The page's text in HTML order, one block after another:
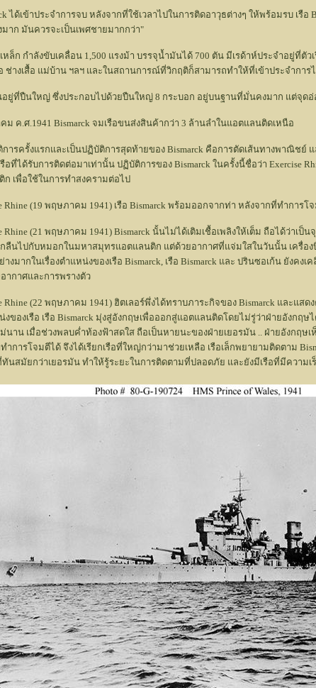
ได้เข้าประจำการจบ หลังจากที่ใช้เวลาไปในการติดอาวุธต่างๆ ให้พร้อมรบ เ
าก มันควรจะเป็นเพศชายมากกว่า"
หล็ก กำลังขับเคลื่อน 1,500 แรงม้า บรรจุน้ำมันได้ 700 ตัน มีเรด้าห์ประจำอยู่ที่ตั
ช่างเสื้อ แม่บ้าน ฯลฯ และในสถานการณ์ที่วิกฤติก็สามารถทำให้ที่เข้าประจำการ
อยู่ที่ปืนใหญ่ ซึ่งประกอบไปด้วยปืนใหญ่ 8 กระบอก อยู่บนฐานที่มั่นคงมาก แต่จุด
ค.ศ.1941 Bismarck จมเรือขนส่งสินค้ากว่า 3 ล้านลำในแอตแลนติดเหนือ
การครั้งแรกและเป็นปฏิบัติการสุดท้ายของ Bismarck คือการตัดเส้นทางพาณิชย์
อที่ได้รับการติดต่อมาเท่านั้น ปฏิบัติการของ Bismarck ในครั้งนี้ชื่อว่า Exercise
เพื่อใช้ในการทำสงครามต่อไป
Rhine (19 พฤษภาคม 1941) เรือ Bismarck พร้อมออกจากท่า หลังจากที่ทำการ
Rhine (21 พฤษภาคม 1941) Bismarck นั้นไม่ได้เติมเชื้อเพลิงให้เต็ม ถือได้ว่าเ
กลืนไปกับหมอกในมหาสมุทรแอตแลนติก แต่ด้วยอากาศที่แจ่มใสในวันนั้น เครื่อ
งมากในเรื่องตำแหน่งของเรือ Bismarck, เรือ Bismarck และ ปรินซอเก้น ยังค
ากาศและการพรางตัว
Rhine (22 พฤษภาคม 1941) ฮิตเลอร์พึ่งได้ทราบภาระกิจของ Bismarck และ
งของเรือ เรือ Bismarck มุ่งสู่อังกฤษเพื่อออกสู่แอตแลนติดโดยไม่รู่ว่าฝ่ายอังก
าน เมื่อช่วงพลบค่ำท้องฟ้าสดใส ถือเป็นหายนะของฝ่ายเยอรมัน .. ฝ่ายอังกฤษ
ำการโจมตีได้ จึงได้เรียกเรือที่ใหญ่กว่ามาช่วยเหลือ เรือเล็กพยายามติดตาม
นสมัยกว่าเยอรมัน ทำให้รู้ระยะในการติดตามที่ปลอดภัย และยังมีเรือที่มีความ